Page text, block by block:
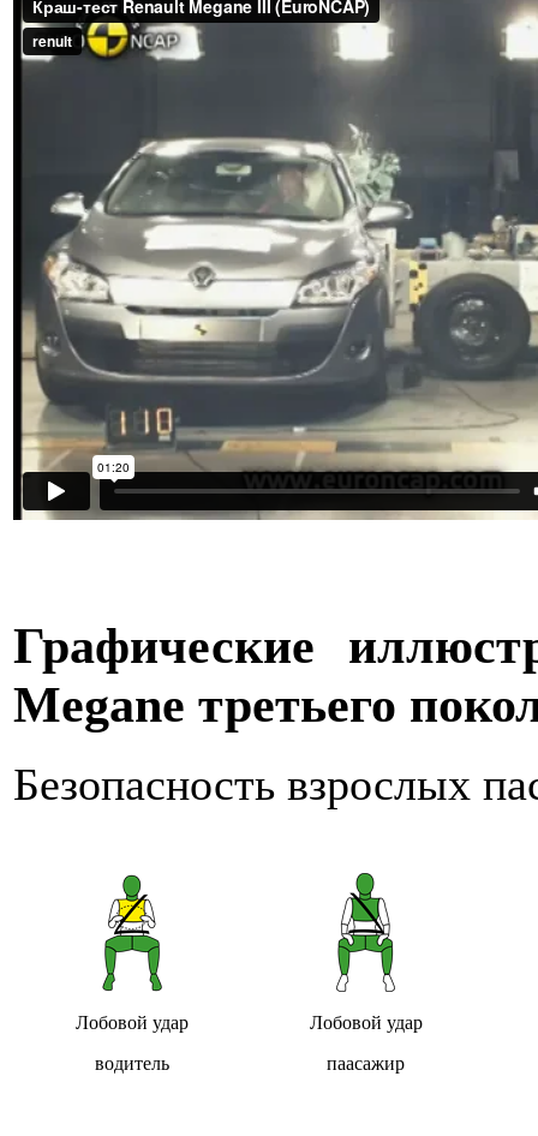
Графические
Megane третьего
Безопасность взрослых
Лобовой удар
водитель
Лобовой удар
паасажир